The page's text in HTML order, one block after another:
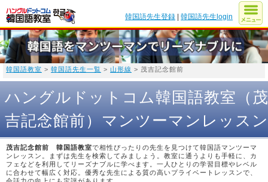
韓国語先生登録 |韓国語先生login
韓国語教室 > 韓国語先生一覧 > 山形線 > 茂吉記念館前
ハングルドットコム韓国語教室（茂
吉記念館前）マンツーマンレッスン
茂吉記念館前 韓国語教室で相性ぴったりの先生を見つけて韓国語マンツーマ
ンレッスン。まずは先生を検索してみましょう。教室に通うよりも手軽に、カ
フェなどを利用してリーズナブルに学べます。一人ひとりの学習目標やレベル
に合わせて幅広く対応。優秀な先生による質の高いプライベートレッスンで、